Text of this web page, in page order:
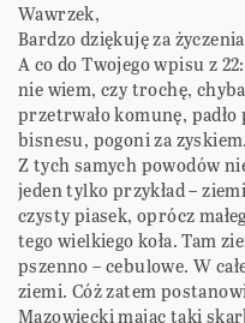
Wawrzek,
Bardzo dziękuję za
A co do Twojego wpisu z
nie wiem, czy trochę,
przetrwało komunę,
bisnesu, pogoni za
Z tych samych powodów
jeden tylko przykład –
czysty piasek, oprócz
tego wielkiego koła. Tam
pszenno – cebulowe. W
ziemi. Cóż zatem
Mazowiecki mając taki